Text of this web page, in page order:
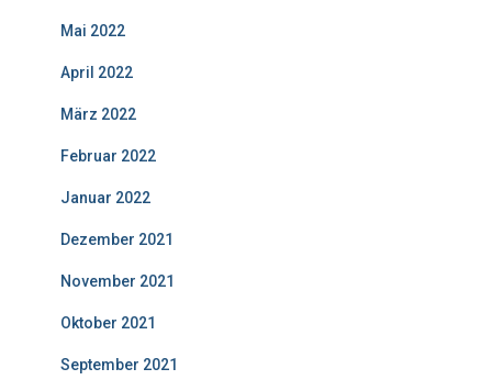
Mai 2022
April 2022
März 2022
Februar 2022
Januar 2022
Dezember 2021
November 2021
Oktober 2021
September 2021